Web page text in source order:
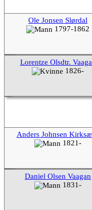
Ole Jonsen Slørdal
1797-1862
Lorentze Olsdtr.
1826-
Anders Johnsen
1821-
Daniel Olsen Vaagan
1831-